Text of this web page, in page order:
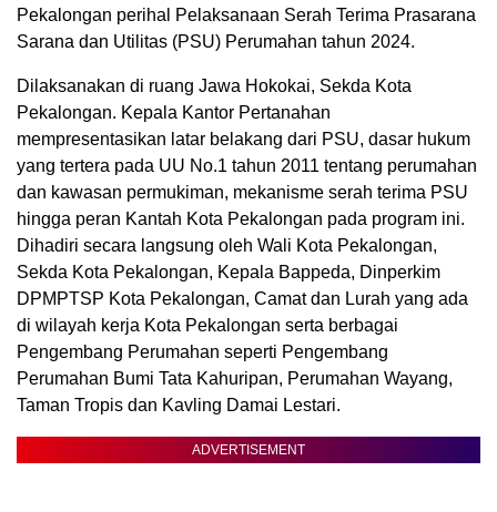
Pekalongan perihal Pelaksanaan Serah Terima Prasarana
Sarana dan Utilitas (PSU) Perumahan tahun 2024.
Dilaksanakan di ruang Jawa Hokokai, Sekda Kota
Pekalongan. Kepala Kantor Pertanahan
mempresentasikan latar belakang dari PSU, dasar hukum
yang tertera pada UU No.1 tahun 2011 tentang perumahan
dan kawasan permukiman, mekanisme serah terima PSU
hingga peran Kantah Kota Pekalongan pada program ini.
Dihadiri secara langsung oleh Wali Kota Pekalongan,
Sekda Kota Pekalongan, Kepala Bappeda, Dinperkim
DPMPTSP Kota Pekalongan, Camat dan Lurah yang ada
di wilayah kerja Kota Pekalongan serta berbagai
Pengembang Perumahan seperti Pengembang
Perumahan Bumi Tata Kahuripan, Perumahan Wayang,
Taman Tropis dan Kavling Damai Lestari.
ADVERTISEMENT